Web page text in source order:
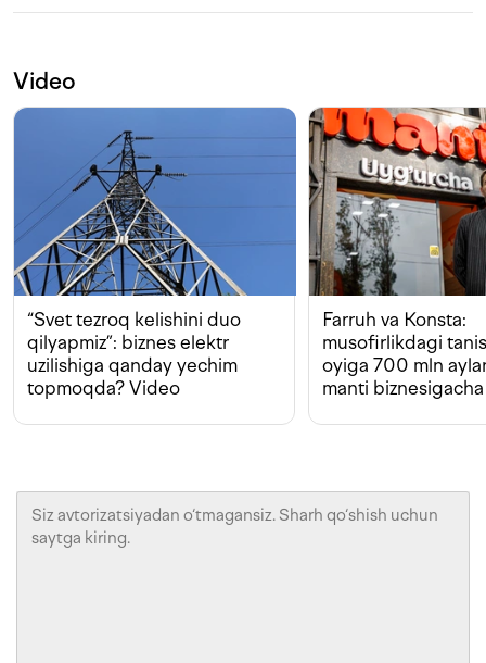
Video
“Svet tezroq kelishini duo
qilyapmiz”: biznes elektr
uzilishiga qanday yechim
topmoqda? Video
Farruh va Konsta:
musofirlikdagi
oyiga 700 mln
manti biznesigacha